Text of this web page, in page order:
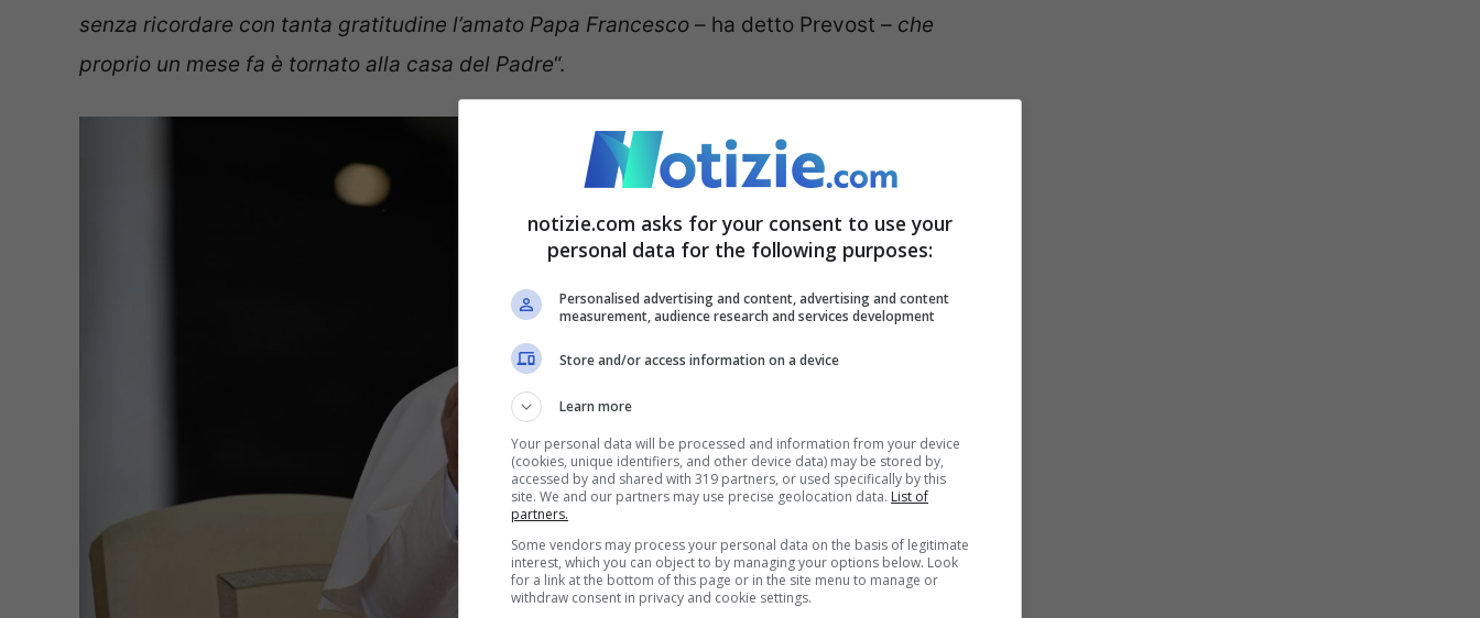
senza ricordare con tanta gratitudine l’amato Papa Francesco – ha detto Prevost – che
proprio un mese fa è tornato alla casa del Padre“.
notizie.com asks for your consent to use your
personal data for the following purposes:
Personalised advertising and content, advertising and content
measurement, audience research and services development
Store and/or access information on a device
Learn more
Your personal data will be processed and information from your device
(cookies, unique identifiers, and other device data) may be stored by,
accessed by and shared with 319 partners, or used specifically by this
site. We and our partners may use precise geolocation data. List of
partners.
Some vendors may process your personal data on the basis of legitimate
interest, which you can object to by managing your options below. Look
for a link at the bottom of this page or in the site menu to manage or
withdraw consent in privacy and cookie settings.